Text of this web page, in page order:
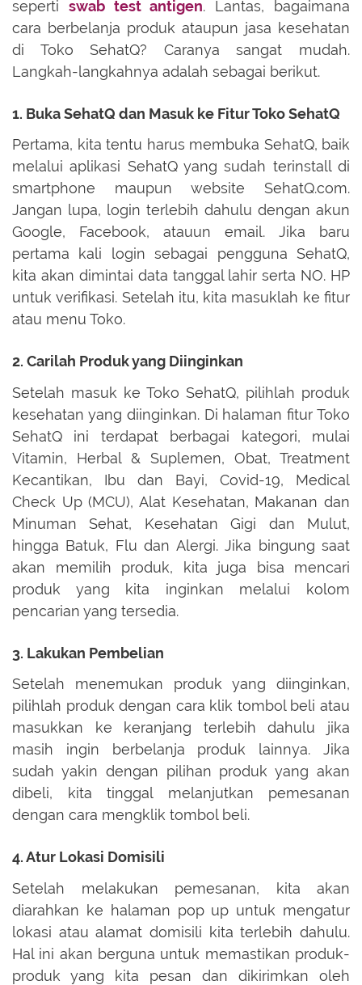
seperti swab test antigen. Lantas, bagaimana
cara berbelanja produk ataupun jasa kesehatan
di Toko SehatQ? Caranya sangat mudah.
Langkah-langkahnya adalah sebagai berikut.
1. Buka SehatQ dan Masuk ke Fitur Toko SehatQ
Pertama, kita tentu harus membuka SehatQ, baik
melalui aplikasi SehatQ yang sudah terinstall di
smartphone maupun website SehatQ.com.
Jangan lupa, login terlebih dahulu dengan akun
Google, Facebook, atauun email. Jika baru
pertama kali login sebagai pengguna SehatQ,
kita akan dimintai data tanggal lahir serta NO. HP
untuk verifikasi. Setelah itu, kita masuklah ke fitur
atau menu Toko.
2. Carilah Produk yang Diinginkan
Setelah masuk ke Toko SehatQ, pilihlah produk
kesehatan yang diinginkan. Di halaman fitur Toko
SehatQ ini terdapat berbagai kategori, mulai
Vitamin, Herbal & Suplemen, Obat, Treatment
Kecantikan, Ibu dan Bayi, Covid-19, Medical
Check Up (MCU), Alat Kesehatan, Makanan dan
Minuman Sehat, Kesehatan Gigi dan Mulut,
hingga Batuk, Flu dan Alergi. Jika bingung saat
akan memilih produk, kita juga bisa mencari
produk yang kita inginkan melalui kolom
pencarian yang tersedia.
3. Lakukan Pembelian
Setelah menemukan produk yang diinginkan,
pilihlah produk dengan cara klik tombol beli atau
masukkan ke keranjang terlebih dahulu jika
masih ingin berbelanja produk lainnya. Jika
sudah yakin dengan pilihan produk yang akan
dibeli, kita tinggal melanjutkan pemesanan
dengan cara mengklik tombol beli.
4. Atur Lokasi Domisili
Setelah melakukan pemesanan, kita akan
diarahkan ke halaman pop up untuk mengatur
lokasi atau alamat domisili kita terlebih dahulu.
Hal ini akan berguna untuk memastikan produk-
produk yang kita pesan dan dikirimkan oleh